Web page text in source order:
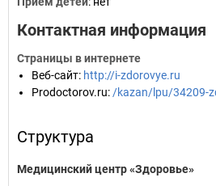
Контактная информация
Страницы в интернете
Веб-сайт: http://i-zdorovye.ru
Prodoctorov.ru: /kazan/lpu/34209-
Структура
Медицинский центр «Здоровье»